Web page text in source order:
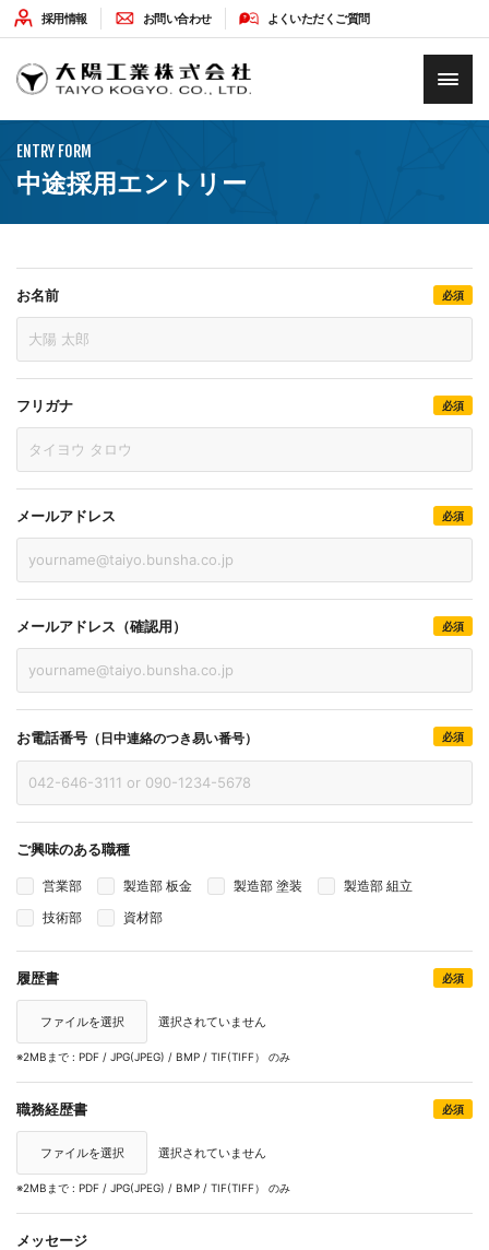
採用情報 お問い合わせ よくいただくご質問
企業情報
最新情報
環境への取り組み
ENTRY FORM
中途採用エントリー
お名前 必須
フリガナ 必須
メールアドレス 必須
メールアドレス（確認用） 必須
お電話番号 （日中連絡のつき易い番号） 必須
ご興味のある職種
営業部 製造部 板金 製造部 塗装
製造部 組立
技術部
資材部
履歴書 必須
ファイルを選択 選択されていません
※2MBまで : PDF / JPG(JPEG) / BMP / TIF(TIFF） のみ
職務経歴書 必須
ファイルを選択 選択されていません
※2MBまで : PDF / JPG(JPEG) / BMP / TIF(TIFF） のみ
メッセージ